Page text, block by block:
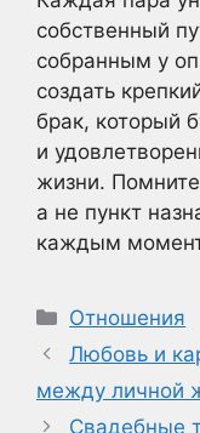
собственный
собранным у
создать
брак, который
и
жизни.
а не пункт
каждым
Рубрики
Отношения
Любовь и
между личной
Свадебные